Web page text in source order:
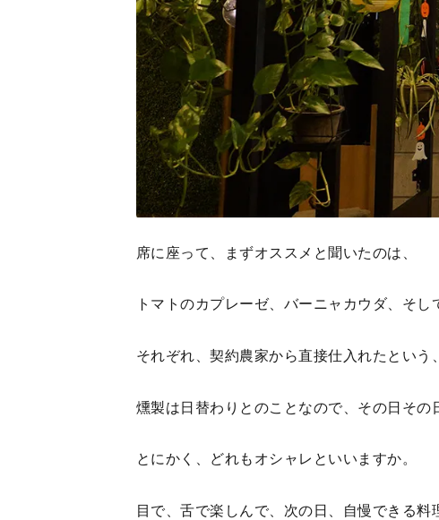
席に座って、まずオススメと聞いたのは、
トマトのカプレーゼ、バーニャカウダ、そし
それぞれ、契約農家から直接仕入れたという
燻製は日替わりとのことなので、その日その
とにかく、どれもオシャレといいますか。
目で、舌で楽しんで、次の日、自慢できる料